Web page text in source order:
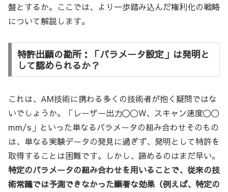
盤とするか。ここでは、より一歩踏み込んだ権利化の戦略
について解説します。
特許出願の勘所：「パラメータ設定」は発明と
して認められるか？
これは、AM技術に携わる多くの技術者が抱く疑問ではな
いでしょうか。「レーザー出力〇〇W、スキャン速度〇〇
mm/s」といった単なるパラメータの組み合わせそのもの
は、単なる実験データの発見に過ぎず、発明として特許を
取得することは困難です。しかし、諦めるのはまだ早い。
特定のパラメータの組み合わせを用いることで、従来の技
術常識では予測できなかった顕著な効果（例えば、特定の